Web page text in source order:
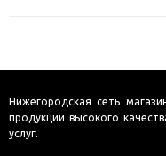
Нижегородская сеть
продукции высокого
услуг.